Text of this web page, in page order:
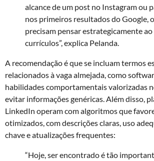
alcance de um post no Instagram ou
nos primeiros resultados do Google,
precisam pensar estrategicamente
currículos”, explica Pelanda.
A recomendação é que se incluam termos
relacionados à vaga almejada, como
habilidades comportamentais valorizadas
evitar informações genéricas. Além disso,
LinkedIn operam com algoritmos que
otimizados, com descrições claras, uso
chave e atualizações frequentes:
“Hoje, ser encontrado é tão